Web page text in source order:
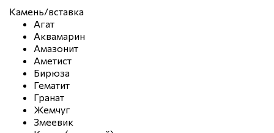
Камень/вставка
Агат
Аквамарин
Амазонит
Аметист
Бирюза
Гематит
Гранат
Жемчуг
Змеевик